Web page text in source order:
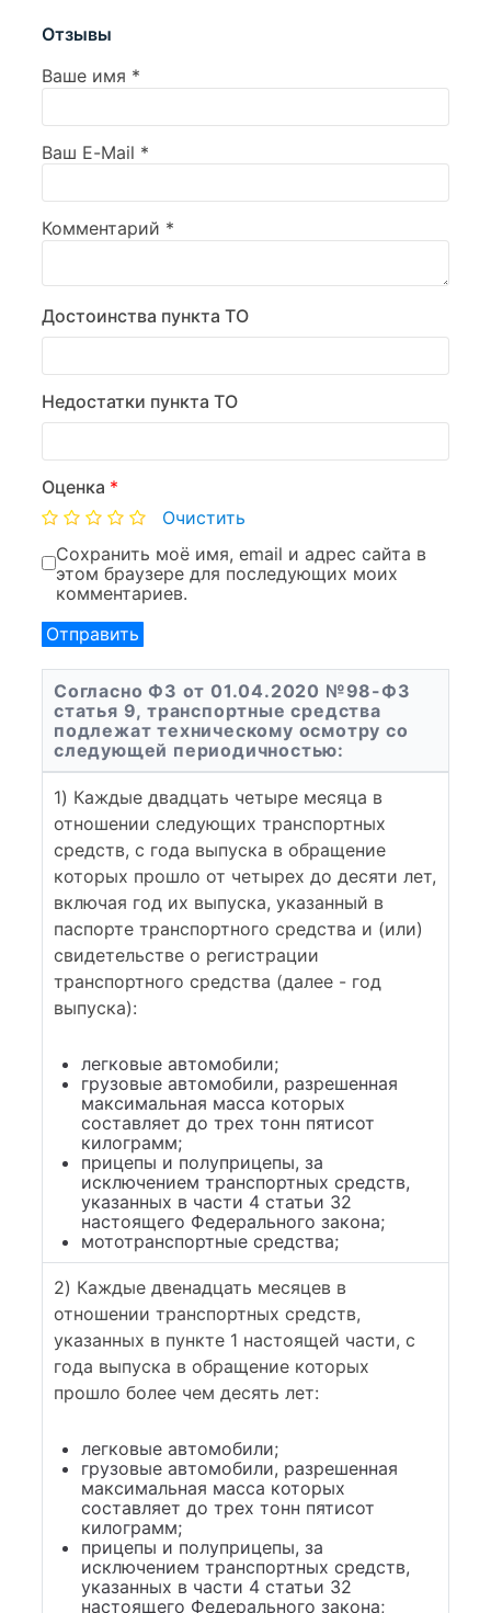
Отзывы
Ваше имя *
Ваш E-Mail *
Комментарий *
Достоинства пункта ТО
Недостатки пункта ТО
Оценка *
Очистить
Сохранить моё имя, email и адрес сайта в
этом браузере для последующих моих
комментариев.
Согласно ФЗ от 01.04.2020 №98-ФЗ
статья 9, транспортные средства
подлежат техническому осмотру со
следующей периодичностью:
1) Каждые двадцать четыре месяца в
отношении следующих транспортных
средств, с года выпуска в обращение
которых прошло от четырех до десяти лет,
включая год их выпуска, указанный в
паспорте транспортного средства и (или)
свидетельстве о регистрации
транспортного средства (далее - год
выпуска):
легковые автомобили;
грузовые автомобили, разрешенная
максимальная масса которых
составляет до трех тонн пятисот
килограмм;
прицепы и полуприцепы, за
исключением транспортных средств,
указанных в части 4 статьи 32
настоящего Федерального закона;
мототранспортные средства;
2) Каждые двенадцать месяцев в
отношении транспортных средств,
указанных в пункте 1 настоящей части, с
года выпуска в обращение которых
прошло более чем десять лет:
легковые автомобили;
грузовые автомобили, разрешенная
максимальная масса которых
составляет до трех тонн пятисот
килограмм;
прицепы и полуприцепы, за
исключением транспортных средств,
указанных в части 4 статьи 32
настоящего Федерального закона;